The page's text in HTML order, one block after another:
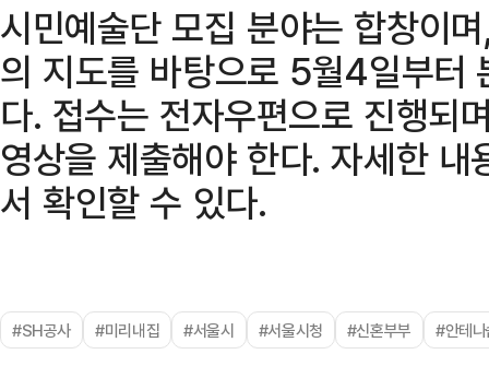
시민예술단 모집 분야는 합창이
의 지도를 바탕으로 5월4일부터
다. 접수는 전자우편으로 진행되
영상을 제출해야 한다. 자세한
서 확인할 수 있다.
#SH공사 #미리내집 #서울시 #서울시청 #신혼부부 #안테